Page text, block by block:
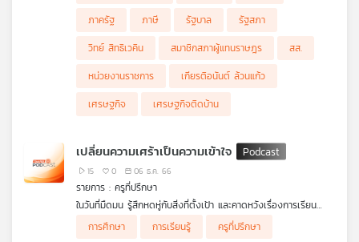
ภาครัฐ
ภาษี รัฐบาล
รัฐสภา
วิทย์ สิทธิเวคิน
สมาชิกสภาผู้แทนราษฎร
สส.
หน่วยงานราชการ
เกียรติอนันต์ ล้วนแก้ว
เศรษฐกิจ
เศรษฐกิจติดบ้าน
เปลี่ยนความเศร้าเป็นความเข้าใจ
15 0 06 ธ.ค. 66
รายการ : ครูที่ปรึกษา
ในวันที่มืดมน รู้สึกหดหู่กับสิ่งที่ตั้งเป้า และคาดหวังเรื่องการเรียน
กำลังใจหดหายรู้สึกเสียศูนย์ หมดพลังใจที่จะไปต่อ อยากจะลุกขึ้นมาสู้
อีกสักครั้ง แต่ใจยังคงเศร้าและถดถอย รายการครูที่ปรึกษามีคำแนะนำ
การศึกษา การเรียนรู้ ครูที่ปรึกษา